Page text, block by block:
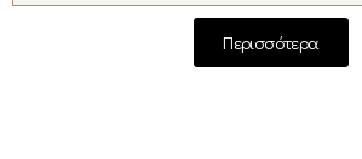
Περισσότερα